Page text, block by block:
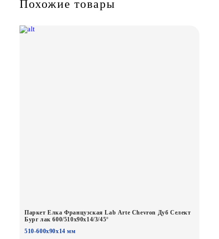
Похожие товары
Паркет Елка Французская Lab Arte Chevron Дуб Селект
Бург лак 600/510х90х14/3/45°
510-600х90х14 мм